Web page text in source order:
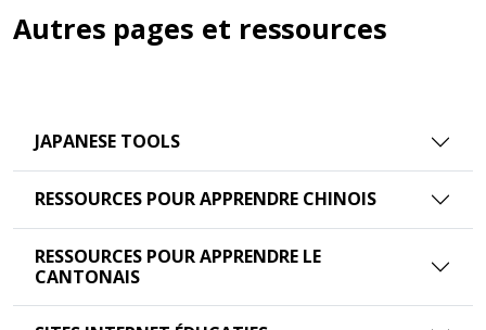
Autres pages et ressources
JAPANESE TOOLS
RESSOURCES POUR APPRENDRE CHINOIS
RESSOURCES POUR APPRENDRE LE
CANTONAIS